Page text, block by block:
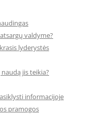
valdyme?
lyderystės
jis teikia?
informacijoje
pramogos